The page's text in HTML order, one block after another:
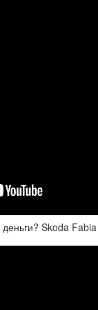
Skoda